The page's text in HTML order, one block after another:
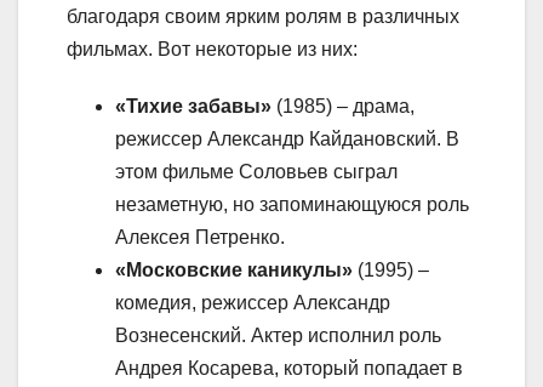
благодаря своим ярким ролям в различных
фильмах. Вот некоторые из них:
«Тихие забавы» (1985) – драма,
режиссер Александр Кайдановский. В
этом фильме Соловьев сыграл
незаметную, но запоминающуюся роль
Алексея Петренко.
«Московские каникулы» (1995) –
комедия, режиссер Александр
Вознесенский. Актер исполнил роль
Андрея Косарева, который попадает в